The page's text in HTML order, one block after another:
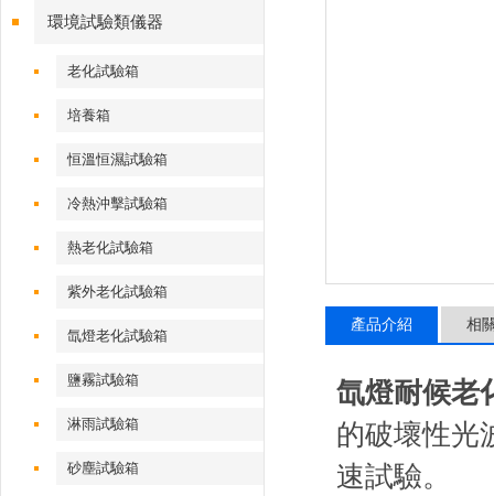
環境試驗類儀器
老化試驗箱
培養箱
恒溫恒濕試驗箱
冷熱沖擊試驗箱
熱老化試驗箱
紫外老化試驗箱
氙燈老化試驗箱
鹽霧試驗箱
淋雨試驗箱
砂塵試驗箱
產品介紹 相
氙燈耐候老
的破壞性光
速試驗。